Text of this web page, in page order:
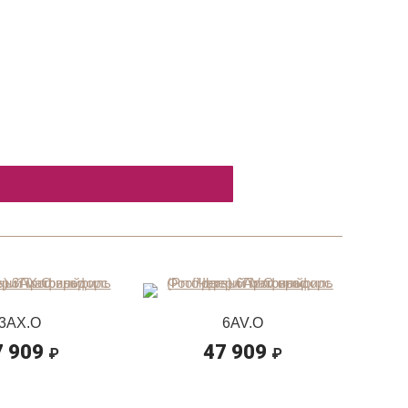
909 ₽
6AV.O
47 909 ₽